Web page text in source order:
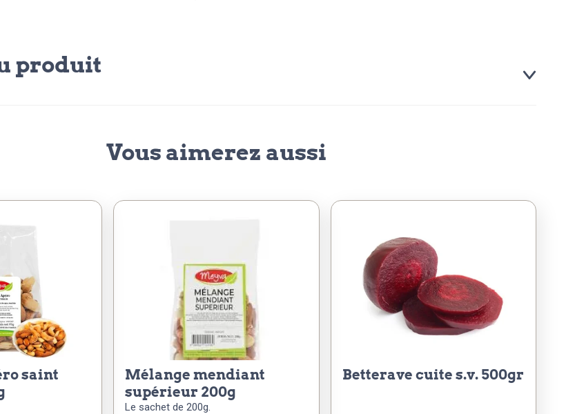
produit
Vous aimerez aussi
mélange mendiant
supérieur 200g
Le sachet de 200g.
betterave cuite s.v. 500gr